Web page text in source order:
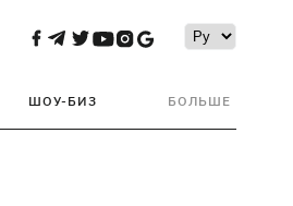
ШОУ-БИЗ БОЛЬШЕ